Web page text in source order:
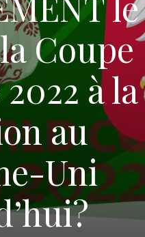
Coupe
à la
au
Uni